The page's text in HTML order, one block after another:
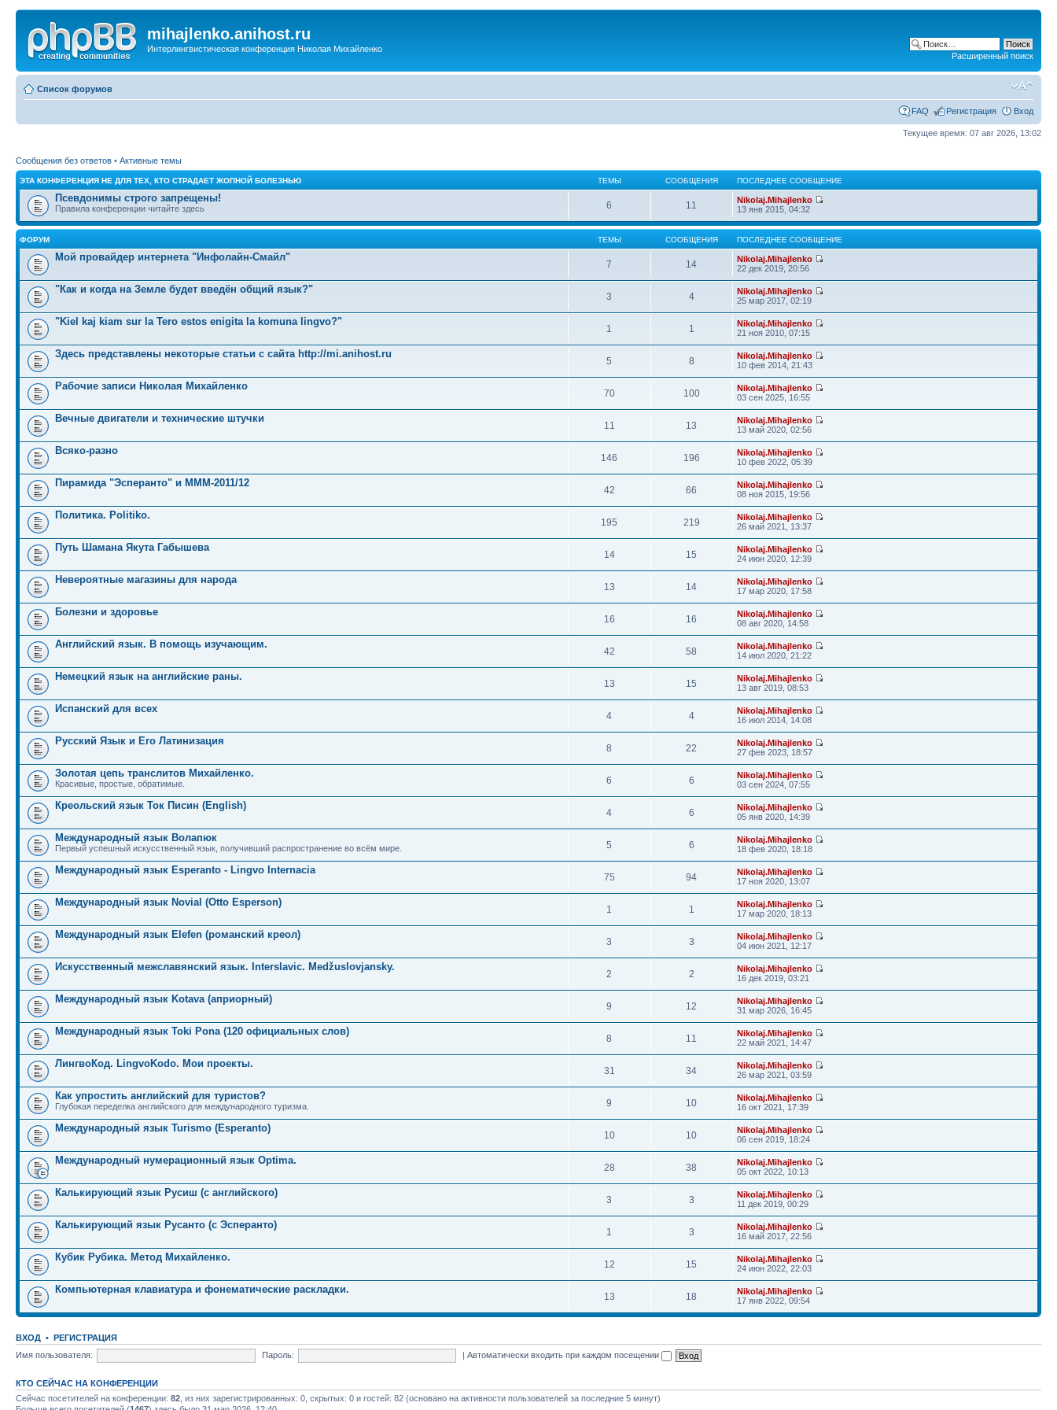
mihajlenko.anihost.ru
Интерлингвистическая конференция Николая Михайленко
Расширенный поиск
Список форумов
FAQ Регистрация Вход
Текущее время: 07 авг 2026, 13:02
Сообщения без ответов • Активные темы
ЭТА КОНФЕРЕНЦИЯ НЕ ДЛЯ ТЕХ, КТО СТРАДАЕТ ЖОПНОЙ БОЛЕЗНЬЮ ТЕМЫ СООБЩЕНИЯ ПОСЛЕДНЕЕ СООБЩЕНИЕ
Псевдонимы строго запрещены!
Правила конференции читайте здесь 6 11
Nikolaj.Mihajlenko
13 янв 2015, 04:32
ФОРУМ ТЕМЫ СООБЩЕНИЯ ПОСЛЕДНЕЕ СООБЩЕНИЕ
Мой провайдер интернета "Инфолайн-Смайл"
7 14
Nikolaj.Mihajlenko
22 дек 2019, 20:56
"Как и когда на Земле будет введён общий язык?"
3 4
Nikolaj.Mihajlenko
25 мар 2017, 02:19
"Kiel kaj kiam sur la Tero estos enigita la komuna lingvo?"
1 1
Nikolaj.Mihajlenko
21 ноя 2010, 07:15
Здесь представлены некоторые статьи с сайта http://mi.anihost.ru
5 8
Nikolaj.Mihajlenko
10 фев 2014, 21:43
Рабочие записи Николая Михайленко
70 100
Nikolaj.Mihajlenko
03 сен 2025, 16:55
Вечные двигатели и технические штучки
11 13
Nikolaj.Mihajlenko
13 май 2020, 02:56
Всяко-разно
146 196
Nikolaj.Mihajlenko
10 фев 2022, 05:39
Пирамида "Эсперанто" и MMM-2011/12
42 66
Nikolaj.Mihajlenko
08 ноя 2015, 19:56
Политика. Politiko.
195 219
Nikolaj.Mihajlenko
26 май 2021, 13:37
Путь Шамана Якута Габышева
14 15
Nikolaj.Mihajlenko
24 июн 2020, 12:39
Невероятные магазины для народа
13 14
Nikolaj.Mihajlenko
17 мар 2020, 17:58
Болезни и здоровье
16 16
Nikolaj.Mihajlenko
08 авг 2020, 14:58
Английский язык. В помощь изучающим.
42 58
Nikolaj.Mihajlenko
14 июл 2020, 21:22
Немецкий язык на английские раны.
13 15
Nikolaj.Mihajlenko
13 авг 2019, 08:53
Испанский для всех
4 4
Nikolaj.Mihajlenko
16 июл 2014, 14:08
Русский Язык и Его Латинизация
8 22
Nikolaj.Mihajlenko
27 фев 2023, 18:57
Золотая цепь транслитов Михайленко.
Красивые, простые, обратимые. 6 6
Nikolaj.Mihajlenko
03 сен 2024, 07:55
Креольский язык Ток Писин (English)
4 6
Nikolaj.Mihajlenko
05 янв 2020, 14:39
Международный язык Волапюк
Первый успешный искусственный язык, получивший распространение во всём мире. 5 6
Nikolaj.Mihajlenko
18 фев 2020, 18:18
Международный язык Esperanto - Lingvo Internacia
75 94
Nikolaj.Mihajlenko
17 ноя 2020, 13:07
Международный язык Novial (Otto Esperson)
1 1
Nikolaj.Mihajlenko
17 мар 2020, 18:13
Международный язык Elefen (романский креол)
3 3
Nikolaj.Mihajlenko
04 июн 2021, 12:17
Искусственный межславянский язык. Interslavic. Medžuslovjansky.
2 2
Nikolaj.Mihajlenko
16 дек 2019, 03:21
Международный язык Kotava (априорный)
9 12
Nikolaj.Mihajlenko
31 мар 2026, 16:45
Международный язык Toki Pona (120 официальных слов)
8 11
Nikolaj.Mihajlenko
22 май 2021, 14:47
ЛингвоКод. LingvoKodo. Мои проекты.
31 34
Nikolaj.Mihajlenko
26 мар 2021, 03:59
Как упростить английский для туристов?
Глубокая переделка английского для международного туризма. 9 10
Nikolaj.Mihajlenko
16 окт 2021, 17:39
Международный язык Turismo (Esperanto)
10 10
Nikolaj.Mihajlenko
06 сен 2019, 18:24
Международный нумерационный язык Optima.
28 38
Nikolaj.Mihajlenko
05 окт 2022, 10:13
Калькирующий язык Русиш (с английского)
3 3
Nikolaj.Mihajlenko
11 дек 2019, 00:29
Калькирующий язык Русанто (с Эсперанто)
1 3
Nikolaj.Mihajlenko
16 май 2017, 22:56
Кубик Рубика. Метод Михайленко.
12 15
Nikolaj.Mihajlenko
24 июн 2022, 22:03
Компьютерная клавиатура и фонематические раскладки.
13 18
Nikolaj.Mihajlenko
17 янв 2022, 09:54
ВХОД • РЕГИСТРАЦИЯ
Имя пользователя:
Пароль: |Автоматически входить при каждом посещении
КТО СЕЙЧАС НА КОНФЕРЕНЦИИ
Сейчас посетителей на конференции: 82 , из них зарегистрированных: 0, скрытых: 0 и гостей: 82 (основано на активности пользователей за последние 5 минут)